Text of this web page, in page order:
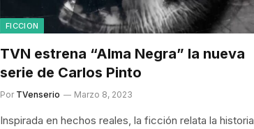
FICCION
TVN estrena “Alma Negra” la nueva
serie de Carlos Pinto
Por TVenserio Marzo 8, 2023
Inspirada en hechos reales, la ficción relata la historia